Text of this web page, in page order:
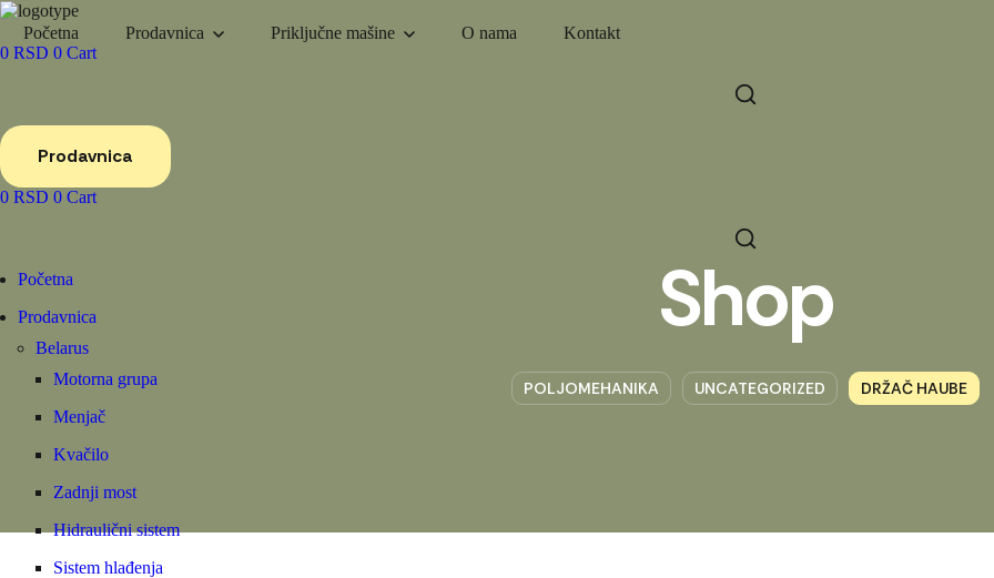
Početna Prodavnica Priključne mašine O nama
Kontakt
0 RSD 0 Cart
Prodavnica
0 RSD 0 Cart
Početna
Prodavnica
Belarus
Motorna grupa
Menjač
Kvačilo
Zadnji most
Hidraulični sistem
Sistem hlađenja
Shop
POLJOMEHANIKA UNCATEGORIZED DRŽAČ HAUBE